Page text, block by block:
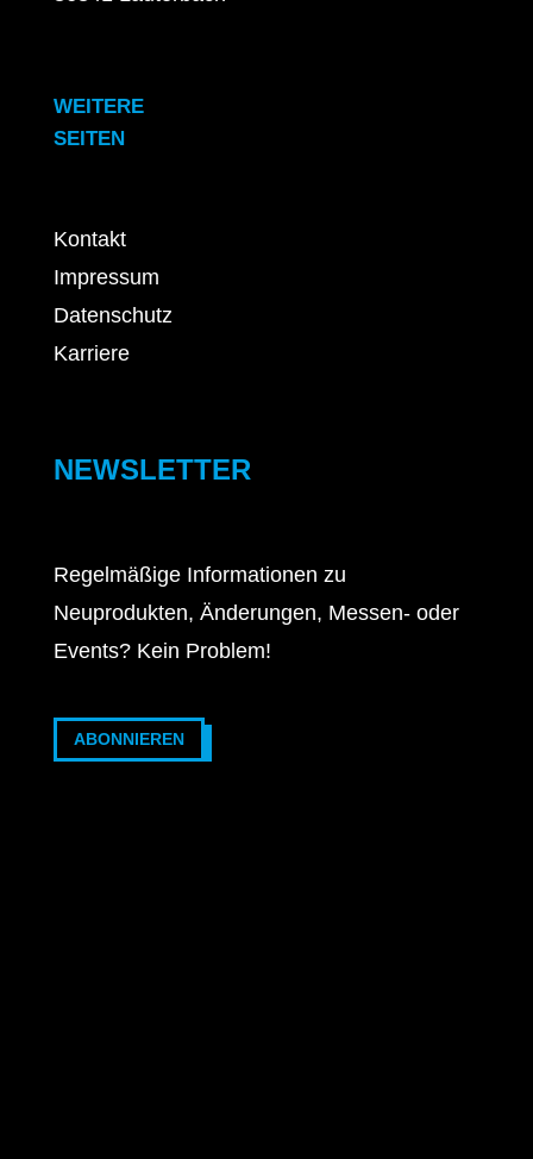
WEITERE
SEITEN
Kontakt
Impressum
Datenschutz
Karriere
NEWSLETTER
Regelmäßige Informationen zu
Neuprodukten, Änderungen, Messen- oder
Events? Kein Problem!
ABONNIEREN